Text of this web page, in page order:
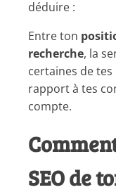
déduire :
Entre ton
recherche, la
certaines de tes
rapport à tes
compte.
SEO de